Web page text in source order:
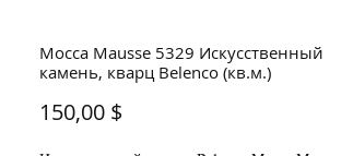
Mocca Mausse 5329 Искусственный
камень, кварц Belenco (кв.м.)
150,00 $